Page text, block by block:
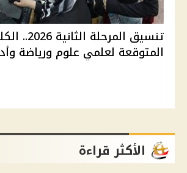
تنسيق المرحلة
المتوقعة لعلمي علوم ورياضة
الأكثر قراءة